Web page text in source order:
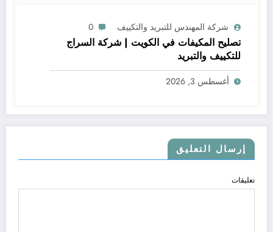
شركة المهندس للتبريد والتكييف 0
تصليح المكيفات في الكويت | شركة السراج
للتكييف والتبريد
أغسطس 3, 2026
إرسال التعليق
تعليقات